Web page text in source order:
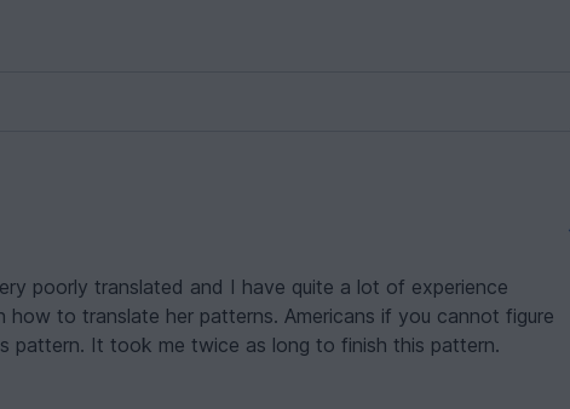
out just what Lena is saying don’t buy this pattern. It took me twice as long to finish this pattern.